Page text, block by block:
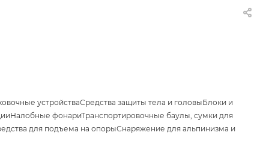
устройстваСредства защиты тела и головыБлоки и
Налобные фонариТранспортировочные баулы, сумки для
для подъема на опорыСнаряжение для альпинизма и